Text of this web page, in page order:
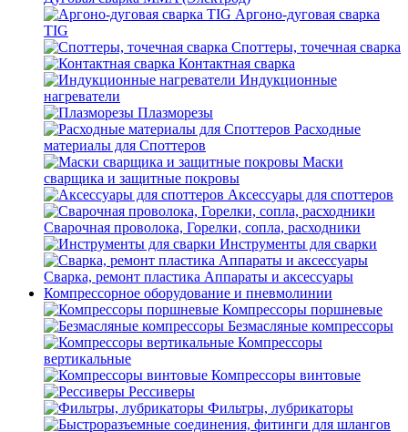
Аргоно-дуговая сварка
TIG
Споттеры, точечная сварка
Контактная сварка
Индукционные
нагреватели
Плазморезы
Расходные
материалы для Споттеров
Маски
сварщика и защитные покровы
Аксессуары для споттеров
Сварочная проволока, Горелки, сопла, расходники
Инструменты для сварки
Сварка, ремонт пластика Аппараты и аксессуары
Компрессорное оборудование и пневмолинии
Компрессоры поршневые
Безмасляные компрессоры
Компрессоры
вертикальные
Компрессоры винтовые
Рессиверы
Фильтры, лубрикаторы